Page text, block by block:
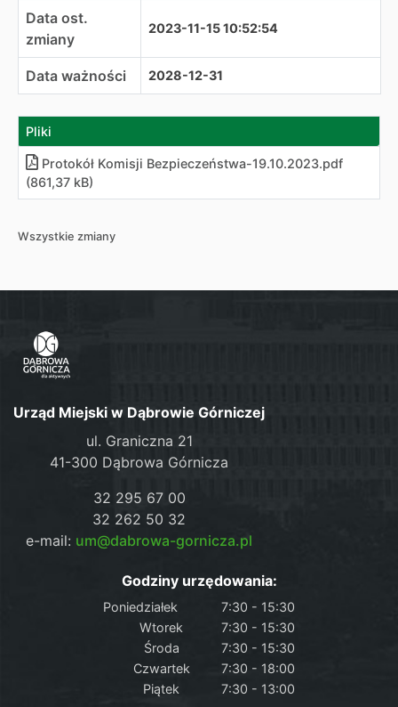
Data ost.
zmiany
2023-11-15 10:52:54
Data ważności 2028-12-31
Pliki
Protokół Komisji Bezpieczeństwa-19.10.2023.pdf
(861,37 kB)
Wszystkie zmiany
Urząd Miejski w Dąbrowie Górniczej
ul. Graniczna 21
41-300 Dąbrowa Górnicza
32 295 67 00
32 262 50 32
e-mail: um@dabrowa-gornicza.pl
Godziny urzędowania:
Poniedziałek
7:30 - 15:30
Wtorek
7:30 - 15:30
Środa
7:30 - 15:30
Czwartek
7:30 - 18:00
Piątek
7:30 - 13:00